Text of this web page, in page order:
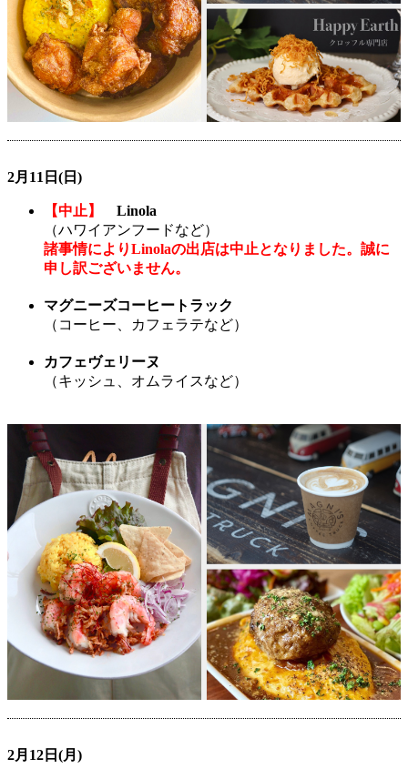
2月11日(日)
【中止】
Linola
（ハワイアンフードなど）
諸事情によりLinolaの出店は中止となりました。誠に
申し訳ございません。
マグニーズコーヒートラック
（コーヒー、カフェラテなど）
カフェヴェリーヌ
（キッシュ、オムライスなど）
2月12日(月)